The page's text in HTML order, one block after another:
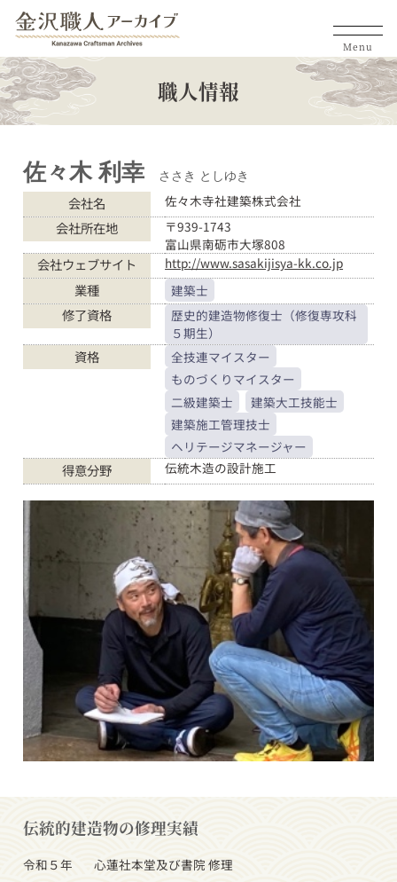
Menu
職人情報
佐々木 利幸 ささき としゆき
会社名 佐々木寺社建築株式会社
会社所在地
〒939-1743
富山県南砺市大塚808
会社ウェブサイト http://www.sasakijisya-kk.co.jp
業種 建築士
修了資格
歴史的建造物修復士（修復専攻科
５期生）
資格
全技連マイスター
ものづくりマイスター
二級建築士
建築大工技能士
建築施工管理技士
ヘリテージマネージャー
得意分野 伝統木造の設計施工
伝統的建造物の修理実績
令和５年
心蓮社本堂及び書院 修理